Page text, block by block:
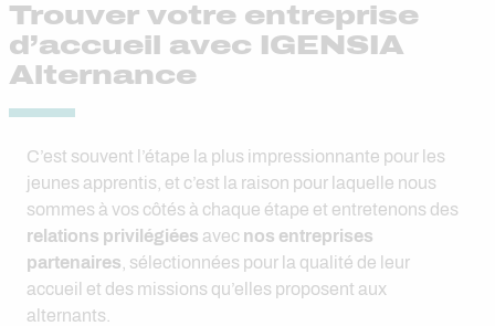
Trouver votre entreprise
d’accueil avec IGENSIA
Alternance
C’est souvent l’étape la plus impressionnante pour les
jeunes apprentis, et c’est la raison pour laquelle nous
sommes à vos côtés à chaque étape et entretenons des
relations privilégiées avec nos entreprises
partenaires , s​​​​électionnées pour la qualité de leur
accueil et des missions qu’elles proposent aux
alternants.